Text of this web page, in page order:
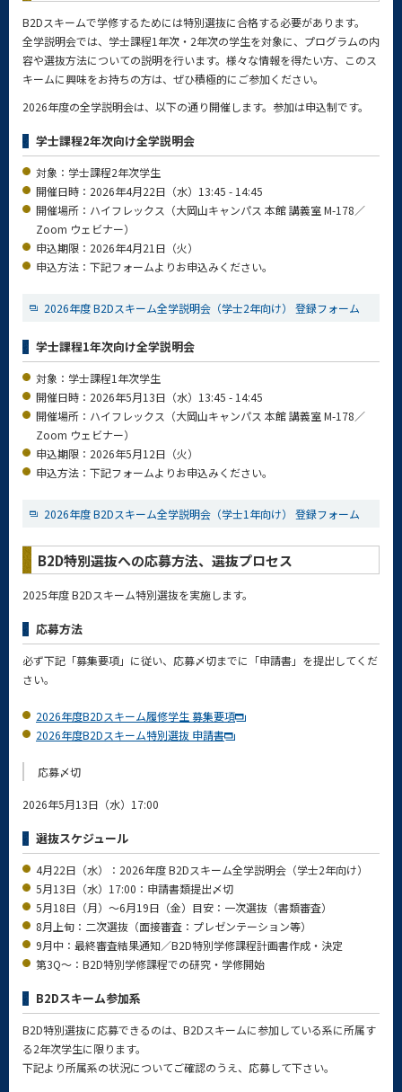
B2Dスキームで学修するためには特別選抜に合格する必要があります。
全学説明会では、学士課程1年次・2年次の学生を対象に、プログラムの内
容や選抜方法についての説明を行います。様々な情報を得たい方、このス
キームに興味をお持ちの方は、ぜひ積極的にご参加ください。
2026年度の全学説明会は、以下の通り開催します。参加は申込制です。
学士課程2年次向け全学説明会
対象：学士課程2年次学生
開催日時：2026年4月22日（水）13:45 - 14:45
開催場所：ハイフレックス（大岡山キャンパス 本館 講義室 M-178／
Zoom ウェビナー）
申込期限：2026年4月21日（火）
申込方法：下記フォームよりお申込みください。
2026年度 B2Dスキーム全学説明会（学士2年向け） 登録フォーム
学士課程1年次向け全学説明会
対象：学士課程1年次学生
開催日時：2026年5月13日（水）13:45 - 14:45
開催場所：ハイフレックス（大岡山キャンパス 本館 講義室 M-178／
Zoom ウェビナー）
申込期限：2026年5月12日（火）
申込方法：下記フォームよりお申込みください。
2026年度 B2Dスキーム全学説明会（学士1年向け） 登録フォーム
B2D特別選抜への応募方法、選抜プロセス
2025年度 B2Dスキーム特別選抜を実施します。
応募方法
必ず下記「募集要項」に従い、応募〆切までに「申請書」を提出してくだ
さい。
2026年度B2Dスキーム履修学生 募集要項
2026年度B2Dスキーム特別選抜 申請書
応募〆切
2026年5月13日（水）17:00
選抜スケジュール
4月22日（水）：2026年度 B2Dスキーム全学説明会（学士2年向け）
5月13日（水）17:00：申請書類提出〆切
5月18日（月）～6月19日（金）目安：一次選抜（書類審査）
8月上旬：二次選抜（面接審査：プレゼンテーション等）
9月中：最終審査結果通知／B2D特別学修課程計画書作成・決定
第3Q～：B2D特別学修課程での研究・学修開始
B2Dスキーム参加系
B2D特別選抜に応募できるのは、B2Dスキームに参加している系に所属す
る2年次学生に限ります。
下記より所属系の状況についてご確認のうえ、応募して下さい。